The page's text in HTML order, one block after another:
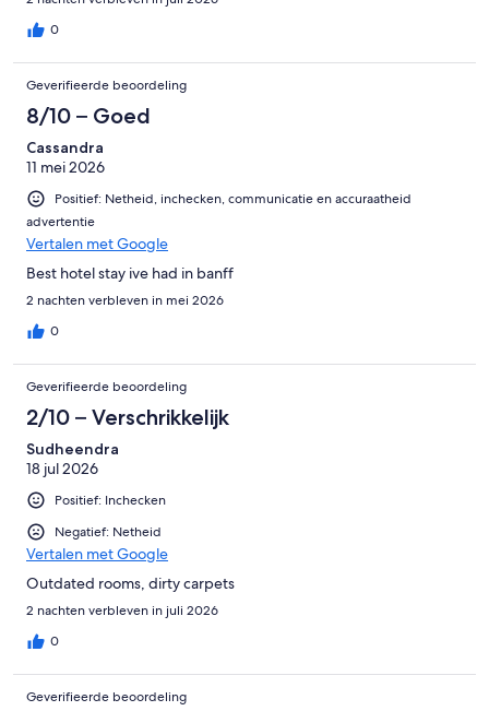
0
Geverifieerde beoordeling
8/10 – Goed
Cassandra
11 mei 2026
Positief: Netheid, inchecken, communicatie en accuraatheid
advertentie
Vertalen met Google
Best hotel stay ive had in banff
2 nachten verbleven in mei 2026
0
Geverifieerde beoordeling
2/10 – Verschrikkelijk
Sudheendra
18 jul 2026
Positief: Inchecken
Negatief: Netheid
Vertalen met Google
Outdated rooms, dirty carpets
2 nachten verbleven in juli 2026
0
Geverifieerde beoordeling